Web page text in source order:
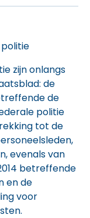
zijn onlangs
de
de
politie
tot de
evenals van
betreffende
en de
voor